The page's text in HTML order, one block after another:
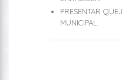
PRESENTAR
MUNICIPAL.